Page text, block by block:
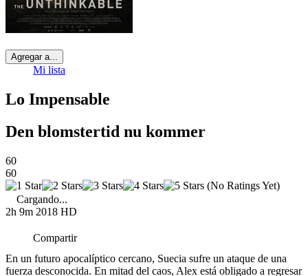
Agregar a...
Mi lista
Lo Impensable
Den blomstertid nu kommer
60
60
(No Ratings Yet)
Cargando...
2h 9m 2018 HD
Compartir
En un futuro apocalíptico cercano, Suecia sufre un ataque de una
fuerza desconocida. En mitad del caos, Alex está obligado a regresar